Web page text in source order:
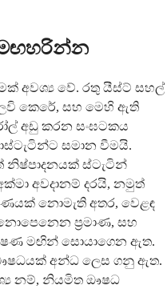
මඟහරින්න
අවශ්‍ය වේ. රතු යීස්ට් සහල්
කෙරේ, සහ මෙහි ඇති
අඩු කරන සංඝටකය
සමාන වීමයි.
නිෂ්පාදනයක් ස්ටැටින්
අවදානම් දරයි, නමුත්
නොමැති අතර, වෙළඳ
ප්‍රමාණ, සහ
මඟින් සොයාගෙන ඇත.
අන්ධ ලෙස ගනු ඇත.
නම්, නියමිත ඖෂධ